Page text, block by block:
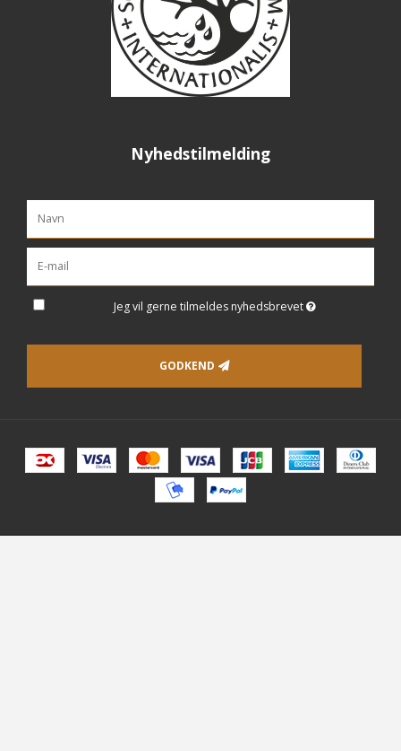
Nyhedstilmelding
Jeg vil gerne tilmeldes nyhedsbrevet
GODKEND